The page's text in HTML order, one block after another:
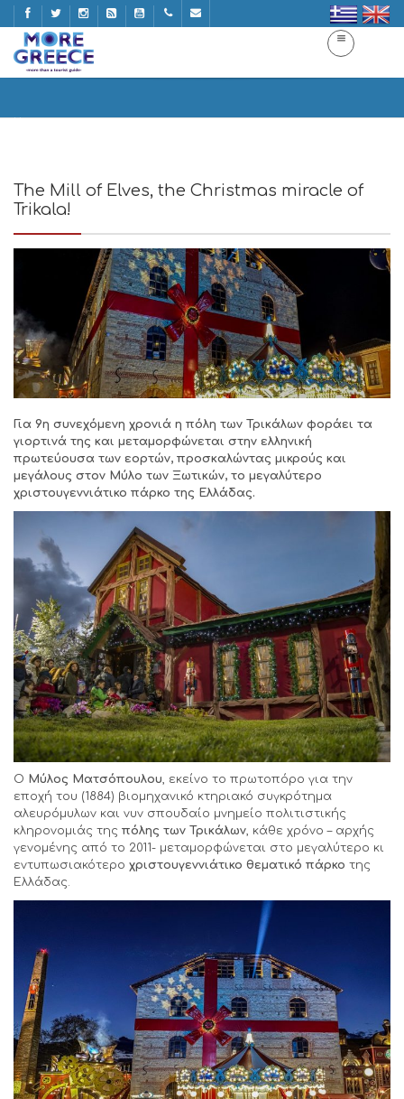
Home
The Mill of Elves, the Christmas miracle of
Trikala!
Για 9η συνεχόμενη χρονιά η πόλη των Τρικάλων φοράει τα
γιορτινά της και μεταμορφώνεται στην ελληνική
πρωτεύουσα των εορτών, προσκαλώντας μικρούς και
μεγάλους στον Μύλο των Ξωτικών, το μεγαλύτερο
χριστουγεννιάτικο πάρκο της Ελλάδας.
Ο Μύλος Ματσόπουλου , εκείνο το πρωτοπόρο για την
εποχή του (1884) βιομηχανικό κτηριακό συγκρότημα
αλευρόμυλων και νυν σπουδαίο μνημείο πολιτιστικής
κληρονομιάς της πόλης των Τρικάλων , κάθε χρόνο – αρχής
γενομένης από το 2011- μεταμορφώνεται στο μεγαλύτερο κι
εντυπωσιακότερο χριστουγεννιάτικο θεματικό πάρκο της
Ελλάδας.